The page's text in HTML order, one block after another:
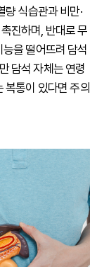
량 식습관과 비만·
진하며, 반대로 무
을 떨어뜨려 담석
담석 자체는 연령
복통이 있다면 주의